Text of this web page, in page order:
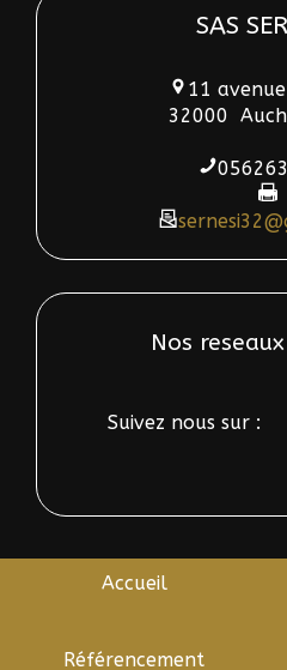
SAS
11
32000 Auch
Nos
Suivez nous sur :
Accueil
Référencement